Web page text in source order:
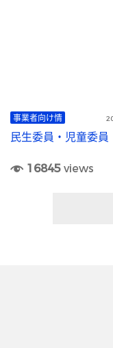
事業者向け情
民生委員・児童委員
16845views